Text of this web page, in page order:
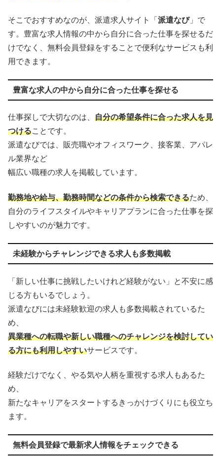
そこでおすすめなのが、派遣求人サイト「 派遣なび」で
す。豊富な求人情報の中から自分に合った仕事を探せるだ
けでなく、無料会員登録をすることで便利なサービスも利
用できます。
豊富な求人の中から自分に合った仕事を探せる
仕事探しで大切なのは、 自分の希望条件に合った求人を見
つけることです。
派遣なびでは、販売職やオフィスワーク、接客業、アパレ
ル業界など
幅広い職種の求人を掲載しています。
勤務地や給与、勤務時間などの条件から検索できるため、
自分のライフスタイルやキャリアプランに合った仕事を探
しやすいのが魅力です。
未経験からチャレンジできる求人も多数掲載
「新しい仕事に挑戦したいけれど経験がない」と不安に感
じる方もいるでしょう。
派遣なびには未経験歓迎の求人も多数掲載されているた
め、
異業種への転職や新しい職種へのチャレンジを検討してい
る方にも利用しやすいサービスです。
経験だけでなく、やる気や人柄を重視する求人もあるた
め、
新たなキャリアをスタートするきっかけづくりにも役立ち
ます。
無料会員登録で最新求人情報をチェックできる